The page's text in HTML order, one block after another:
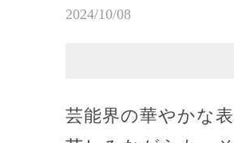
2024/10/08
芸能界の華やかな